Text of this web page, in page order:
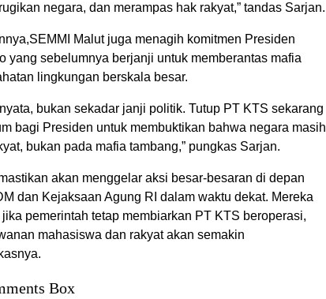
negara, dan merampas hak rakyat,” tandas Sarjan.
Malut juga menagih komitmen Presiden
yang sebelumnya berjanji untuk memberantas mafia
lingkungan berskala besar.
bukan sekadar janji politik. Tutup PT KTS sekarang
bagi Presiden untuk membuktikan bahwa negara masih
bukan pada mafia tambang,” pungkas Sarjan.
akan menggelar aksi besar-besaran di depan
dan Kejaksaan Agung RI dalam waktu dekat. Mereka
pemerintah tetap membiarkan PT KTS beroperasi,
mahasiswa dan rakyat akan semakin
Box